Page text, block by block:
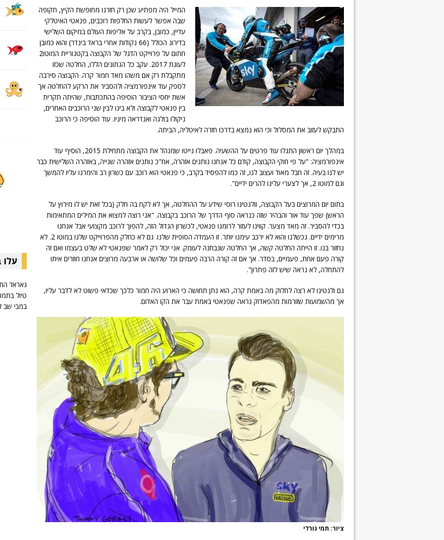
המייל היה מפתיע שכן רק חזרנו מחופשת הקיץ, תקופה
שבה אפשר לעשות החלפות רוכבים, פנאטי האיטלקי
עדיין, כמובן, בקרב על אליפות העולם במיקום השלישי
בדירוג הכולל (66 נקודות אחרי בראד בינדר) והוא כמובן
חתום על פרוייקט הדגל של הקבוצה בקטגוריית המוטו2
לעונת 2017. עקב כל הנתונים הללו, החלטה שכזו
מתקבלת רק אם משהו מאד חמור קרה. הקבוצה סירבה
לספק עוד אינפורמציה ולהסביר את הרקע להחלטה אך
אשת יחסי הציבור הוסיפה בהתכתבות, שהיתה תקרית
בין פנאטי לקבוצה ולא בינו לבין שני הרוכבים האחרים,
ניקולו בולגה ואנדראה מיניו. עוד הוסיפה כי הרוכב
התבקש לעזוב את המסלול וכי הוא נמצא בדרכו חזרה לאיטליה, הביתה.
במהלך יום ראשון התגלו עוד פרטים על ההשעיה. פאבלו נייטו שמנהל את הקבוצה מתחילת 2015, הוסיף עוד
אינפורמציה: "על פי חוקי הקבוצה, קודם כל אנחנו נותנים אזהרה, אח"כ נותנים אזהרה שנייה, באזהרה השלישית כבר
יש לנו בעיה. זה חבל מאוד ועצוב לנו, זה כמו להפסיד בקרב, כי פנאטי הוא רוכב עם כשרון רב והימרנו עליו להמשך
וגם למוטו 2, אך לצערי עלינו להרים ידיים".
בתום יום המרוצים בעל הקבוצה, וולנטינו רוסי שידע על ההחלטה, אך לא לקח בה חלק (בכל זאת יש לו מירוץ על
הראש) שפך עוד אור והבהיר שזה כנראה סוף הדרך של הרוכב בקבוצה. "אני רוצה למצוא את המילים המתאימות
בכדי להסביר. זה מאד מצער. קווינו לעזור לרומנו פנאטי, לכשרון הגדול הזה, להפוך לרוכב מקצועי אבל אנחנו
מרימים ידיים. נכשלנו והוא לא ירכב עימנו יותר. זו העמדה הסופית שלנו. גם לא כחלק מהפרוייקט שלנו במוטו 2. לא
נחזור בנו. זו הייתה החלטה קשה, אך החלטה שנבחנה לעומק. אני יכול רק לאמר שפנאטי לא שלט בעצמו ואם זה
קורה פעם אחת, פעמיים, בסדר. אך אם זה קורה הרבה פעמים וכל שלושה או ארבעה מרוצים אנחנו חוזרים איתו
להתחלה, לא נראה שיש לזה פתרון".
גם ולנטינו לא רצה לחלוק מה באמת קרה, הוא נתן תחושה כי הארוע היה חמור כלכך שכדאי פשוט לא לדבר עליו,
אך מהשמועות שזורמות מהפאדוק נראה שפנאטי באמת עבר את הקו האדום.
ציור: תמי גורלי
גאראז'
טיול
במבי שב